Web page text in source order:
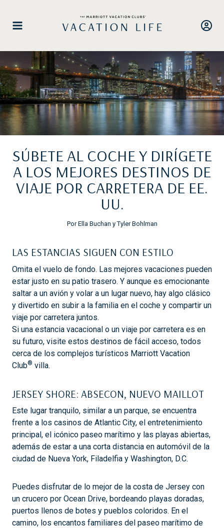
contenido
SÚBETE AL COCHE Y DIRÍGETE
A LOS MEJORES DESTINOS DE
VIAJE POR CARRETERA DE EE.
UU.
Por Ella Buchan y Tyler Bohlman
LAS ESTANCIAS SIGUEN CON ESTILO
Omita el vuelo de fondo. Las mejores vacaciones pueden
estar justo en su patio trasero. Y aunque es emocionante
saltar a un avión y volar a un lugar nuevo, hay algo clásico
y divertido en subir a la familia en el coche y compartir un
viaje por carretera juntos.
Si una estancia vacacional o un viaje por carretera es en
su futuro, visite estos destinos de fácil acceso, todos
cerca de los complejos turísticos Marriott Vacation
Club® villa.
JERSEY SHORE: ABSECON, NUEVO MAILLOT
Este lugar tranquilo, similar a un parque, se encuentra
frente a los casinos de Atlantic City, el entretenimiento
principal, el icónico paseo marítimo y las playas abiertas,
además de estar a una corta distancia en automóvil de la
ciudad de Nueva York, Filadelfia y Washington, D.C.
Puedes disfrutar de lo mejor de la costa de Jersey con
un crucero por Ocean Drive, bordeando playas doradas,
puertos llenos de botes y pueblos coloridos. En el
camino, los encantos familiares del paseo marítimo de